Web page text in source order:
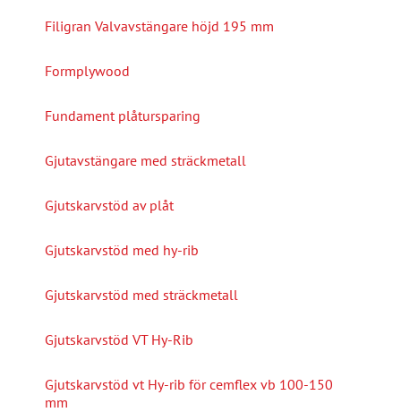
Filigran Valvavstängare höjd 195 mm
Formplywood
Fundament plåtursparing
Gjutavstängare med sträckmetall
Gjutskarvstöd av plåt
Gjutskarvstöd med hy-rib
Gjutskarvstöd med sträckmetall
Gjutskarvstöd VT Hy-Rib
Gjutskarvstöd vt Hy-rib för cemflex vb 100-150
mm